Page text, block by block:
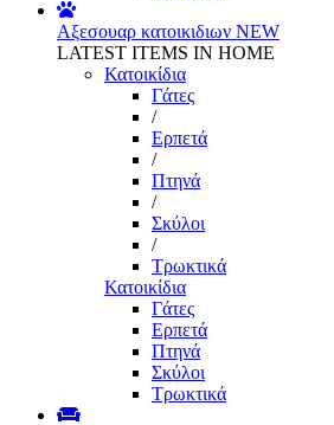
Αξεσουαρ κατοικιδιων NEW
LATEST ITEMS IN HOME
Κατοικίδια
Γάτες
/
Ερπετά
/
Πτηνά
/
Σκύλοι
/
Τρωκτικά
Κατοικίδια
Γάτες
Ερπετά
Πτηνά
Σκύλοι
Τρωκτικά